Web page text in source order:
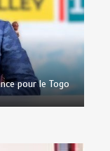
pour le Togo